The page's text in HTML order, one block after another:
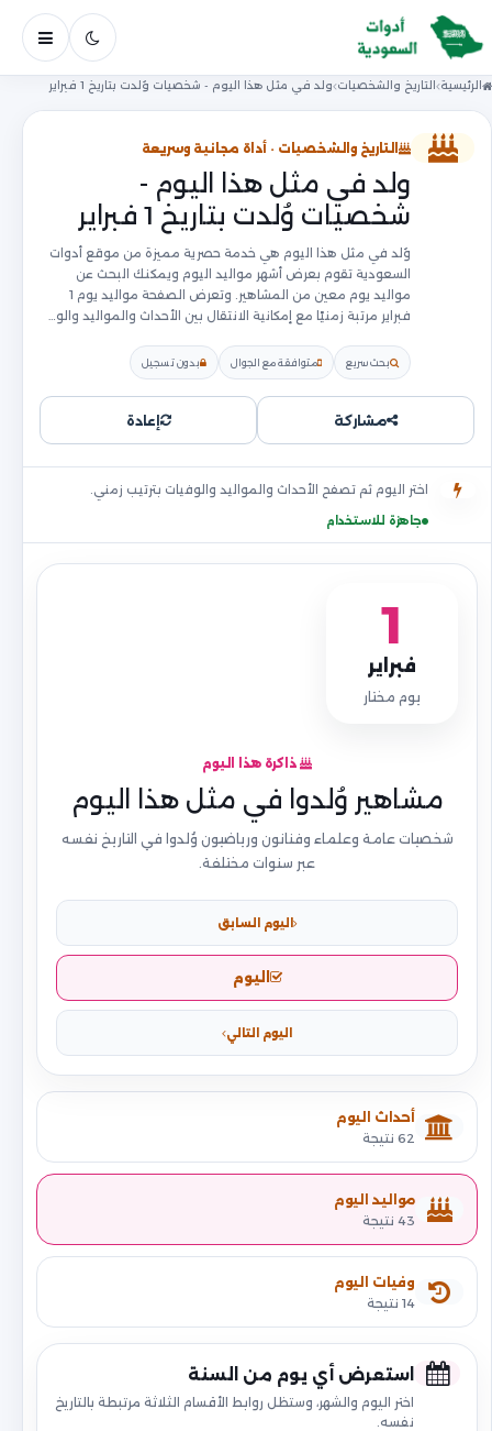
فتح
الرئيسية التاريخ والشخصيات ولد في مثل هذا اليوم - شخصيات وُلدت بتاريخ 1 فبراير
التاريخ والشخصيات · أداة مجانية وسريعة
ولد في مثل هذا اليوم -
شخصيات وُلدت بتاريخ 1 فبراير
وُلد في مثل هذا اليوم هي خدمة حصرية مميزة من موقع أدوات
السعودية تقوم بعرض أشهر مواليد اليوم ويمكنك البحث عن
مواليد يوم معين من المشاهير. وتعرض الصفحة مواليد يوم 1
فبراير مرتبة زمنيًا مع إمكانية الانتقال بين الأحداث والمواليد والو…
بحث سريع متوافقة مع الجوال بدون تسجيل
مشاركة إعادة
اختر اليوم ثم تصفح الأحداث والمواليد والوفيات بترتيب زمني.
جاهزة للاستخدام
1
فبراير
يوم مختار
ذاكرة هذا اليوم
مشاهير وُلدوا في مثل هذا اليوم
شخصيات عامة وعلماء وفنانون ورياضيون وُلدوا في التاريخ نفسه
عبر سنوات مختلفة.
اليوم السابق
اليوم
اليوم التالي
أحداث اليوم
62 نتيجة
مواليد اليوم
43 نتيجة
وفيات اليوم
14 نتيجة
استعرض أي يوم من السنة
اختر اليوم والشهر، وستظل روابط الأقسام الثلاثة مرتبطة بالتاريخ
نفسه.